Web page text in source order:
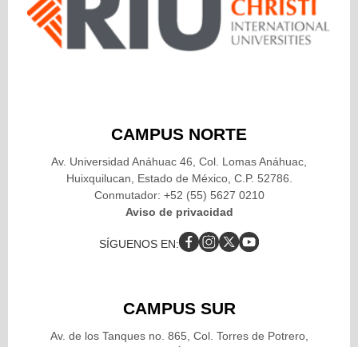
CAMPUS NORTE
Av. Universidad Anáhuac 46, Col. Lomas Anáhuac,
Huixquilucan, Estado de México, C.P. 52786.
Conmutador: +52 (55) 5627 0210
Aviso de privacidad
SÍGUENOS EN:
CAMPUS SUR
Av. de los Tanques no. 865, Col. Torres de Potrero,